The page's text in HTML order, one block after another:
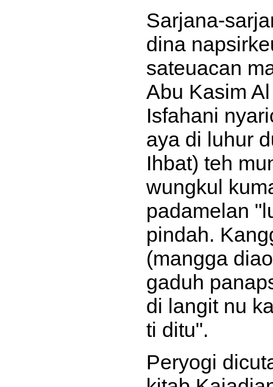
Sarjana-
dina
sateuacan
Abu Kasim
Isfahani
aya di luhur
Ihbat) teh
wungkul
padamelan
pindah.
(mangga
gaduh
di langit nu
ti ditu".
Peryogi